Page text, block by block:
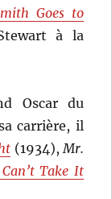
Goes to
à la
Oscar du
carrière, il
(1934),Mr.
Take It